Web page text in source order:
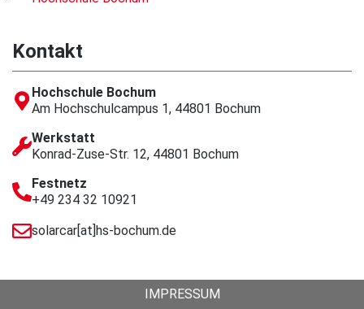
Kontakt
Hochschule Bochum
Am Hochschulcampus 1, 44801 Bochum
Werkstatt
Konrad-Zuse-Str. 12, 44801 Bochum
Festnetz
+49 234 32 10921
solarcar[at]hs-bochum.de
IMPRESSUM